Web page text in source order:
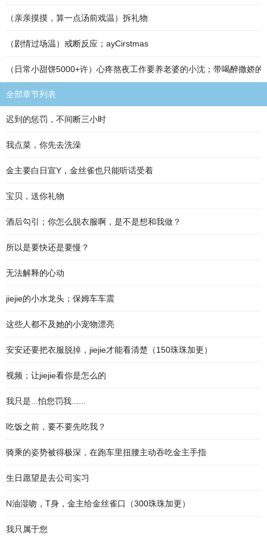
（亲亲摸摸，算一点汤前戏温）拆礼物
（剧情过场温）戒断反应；ayCirstmas
（日常小甜饼5000+许）心疼熬夜工作要养老婆的小沈；带喝醉撒娇的
全部章节列表
迟到的惩罚，不间断三小时
我点菜，你先去洗澡
金主要白日宣Y，金丝雀也只能听话受着
宝贝，送你礼物
酒后勾引；你怎么脱衣服啊，是不是想和我做？
所以是要快还是要慢？
无法解释的心动
jiejie的小水龙头；保姆车车震
这些人都不及她的小宠物漂亮
安安还要把衣服脱掉，jiejie才能看清楚（150珠珠加更）
视频；让jiejie看你是怎么的
我只是...怕您罚我......
吃饭之前，要不要先吃我？
骑乘的姿势被得极深，在跑车里扭腰主动吞吃金主手指
生日愿望是去公司实习
N油湿吻，T身，金主给金丝雀口（300珠珠加更）
我只属于您